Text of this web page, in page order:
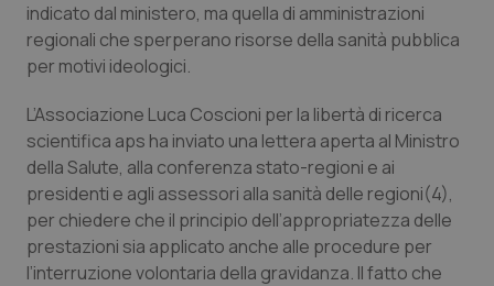
indicato dal ministero, ma quella di amministrazioni
regionali che sperperano risorse della sanità pubblica
per motivi ideologici.
L’Associazione Luca Coscioni per la libertà di ricerca
scientifica aps ha inviato una lettera aperta al Ministro
della Salute, alla conferenza stato-regioni e ai
presidenti e agli assessori alla sanità delle regioni(4),
per chiedere che il principio dell’appropriatezza delle
prestazioni sia applicato anche alle procedure per
l’interruzione volontaria della gravidanza. Il fatto che